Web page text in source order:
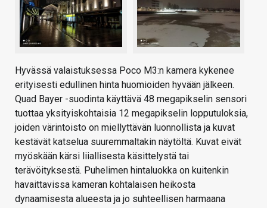
Hyvässä valaistuksessa Poco M3:n kamera kykenee
erityisesti edullinen hinta huomioiden hyvään jälkeen.
Quad Bayer -suodinta käyttävä 48 megapikselin sensori
tuottaa yksityiskohtaisia 12 megapikselin lopputuloksia,
joiden värintoisto on miellyttävän luonnollista ja kuvat
kestävät katselua suuremmaltakin näytöltä. Kuvat eivät
myöskään kärsi liiallisesta käsittelystä tai
terävöityksestä. Puhelimen hintaluokka on kuitenkin
havaittavissa kameran kohtalaisen heikosta
dynaamisesta alueesta ja jo suhteellisen harmaana